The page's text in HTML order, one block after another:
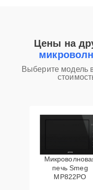
Цены на
Выберите модель
печь Smeg
MP822PO